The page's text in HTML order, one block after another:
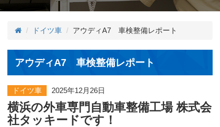
ドイツ車 アウディA7 車検整備レポート
アウディA7 車検整備レポート
ドイツ車 2025年12月26日
横浜の外車専門自動車整備工場 株式会
社タッキードです！